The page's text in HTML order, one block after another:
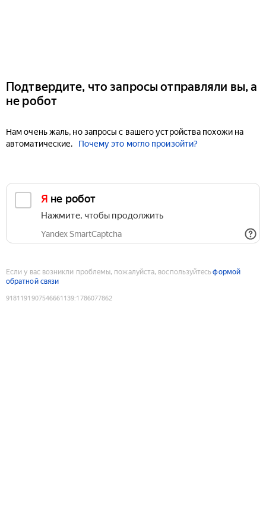
Подтвердите, что запросы отправляли вы, а
не робот
Нам очень жаль, но запросы с вашего устройства похожи на
автоматические.
Почему это могло произойти?
Я не робот
Нажмите, чтобы продолжить
Yandex SmartCaptcha
Если у вас возникли проблемы, пожалуйста, воспользуйтесьформой
обратной связи
9181191907546661139:1786077862